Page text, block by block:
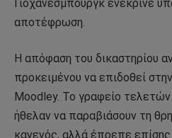
Γιοχάνεσμπουργκ ενέκρινε
αποτέφρωση.
Η απόφαση του δικαστηρίου
προκειμένου να επιδοθεί
Moodley. Το γραφείο τελετών
ήθελαν να παραβιάσουν τη
κανενός, αλλά έπρεπε